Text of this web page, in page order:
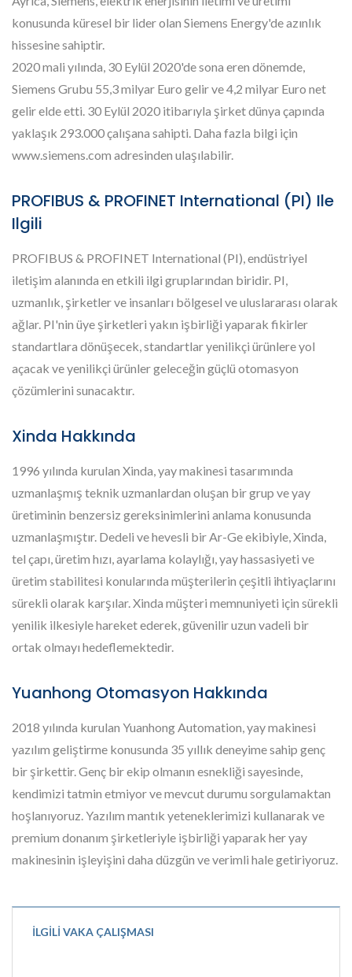
konusunda küresel bir lider olan Siemens Energy'de azınlık
hissesine sahiptir.
2020 mali yılında, 30 Eylül 2020'de sona eren dönemde,
Siemens Grubu 55,3 milyar Euro gelir ve 4,2 milyar Euro net
gelir elde etti. 30 Eylül 2020 itibarıyla şirket dünya çapında
yaklaşık 293.000 çalışana sahipti. Daha fazla bilgi için
www.siemens.com adresinden ulaşılabilir.
PROFIBUS & PROFINET International (PI) Ile
Ilgili
PROFIBUS & PROFINET International (PI), endüstriyel
iletişim alanında en etkili ilgi gruplarından biridir. PI,
uzmanlık, şirketler ve insanları bölgesel ve uluslararası olarak
ağlar. PI'nin üye şirketleri yakın işbirliği yaparak fikirler
standartlara dönüşecek, standartlar yenilikçi ürünlere yol
açacak ve yenilikçi ürünler geleceğin güçlü otomasyon
çözümlerini sunacaktır.
Xinda Hakkında
1996 yılında kurulan Xinda, yay makinesi tasarımında
uzmanlaşmış teknik uzmanlardan oluşan bir grup ve yay
üretiminin benzersiz gereksinimlerini anlama konusunda
uzmanlaşmıştır. Dedeli ve hevesli bir Ar-Ge ekibiyle, Xinda,
tel çapı, üretim hızı, ayarlama kolaylığı, yay hassasiyeti ve
üretim stabilitesi konularında müşterilerin çeşitli ihtiyaçlarını
sürekli olarak karşılar. Xinda müşteri memnuniyeti için sürekli
yenilik ilkesiyle hareket ederek, güvenilir uzun vadeli bir
ortak olmayı hedeflemektedir.
Yuanhong Otomasyon Hakkında
2018 yılında kurulan Yuanhong Automation, yay makinesi
yazılım geliştirme konusunda 35 yıllık deneyime sahip genç
bir şirkettir. Genç bir ekip olmanın esnekliği sayesinde,
kendimizi tatmin etmiyor ve mevcut durumu sorgulamaktan
hoşlanıyoruz. Yazılım mantık yeteneklerimizi kullanarak ve
premium donanım şirketleriyle işbirliği yaparak her yay
makinesinin işleyişini daha düzgün ve verimli hale getiriyoruz.
İLGILI VAKA ÇALIŞMASI